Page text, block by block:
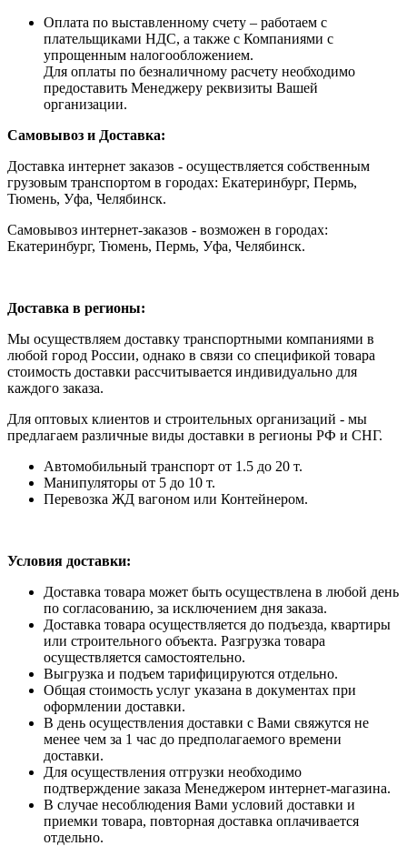
Оплата по выставленному счету – работаем с
плательщиками НДС, а также с Компаниями с
упрощенным налогообложением.
Для оплаты по безналичному расчету необходимо
предоставить Менеджеру реквизиты Вашей
организации.
Самовывоз и Доставка:
Доставка интернет заказов - осуществляется собственным
грузовым транспортом в городах: Екатеринбург, Пермь,
Тюмень, Уфа, Челябинск.
Самовывоз интернет-заказов - возможен в городах:
Екатеринбург, Тюмень, Пермь, Уфа, Челябинск.
Доставка в регионы:
Мы осуществляем доставку транспортными компаниями в
любой город России, однако в связи со спецификой товара
стоимость доставки рассчитывается индивидуально для
каждого заказа.
Для оптовых клиентов и строительных организаций - мы
предлагаем различные виды доставки в регионы РФ и СНГ.
Автомобильный транспорт от 1.5 до 20 т.
Манипуляторы от 5 до 10 т.
Перевозка ЖД вагоном или Контейнером.
Условия доставки:
Доставка товара может быть осуществлена в любой день
по согласованию, за исключением дня заказа.
Доставка товара осуществляется до подъезда, квартиры
или строительного объекта. Разгрузка товара
осуществляется самостоятельно.
Выгрузка и подъем тарифицируются отдельно.
Общая стоимость услуг указана в документах при
оформлении доставки.
В день осуществления доставки с Вами свяжутся не
менее чем за 1 час до предполагаемого времени
доставки.
Для осуществления отгрузки необходимо
подтверждение заказа Менеджером интернет-магазина.
В случае несоблюдения Вами условий доставки и
приемки товара, повторная доставка оплачивается
отдельно.